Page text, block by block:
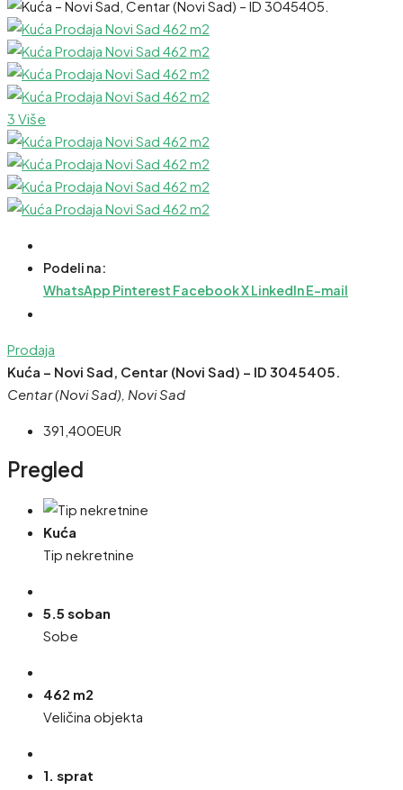
3 Više
Podeli na:
WhatsApp Pinterest FacebookXLinkedInE-mail
Prodaja
Kuća – Novi Sad, Centar (Novi Sad) – ID 3045405.
Centar (Novi Sad), Novi Sad
391,400EUR
Pregled
Kuća
Tip nekretnine
5.5 soban
Sobe
462 m2
Veličina objekta
1. sprat